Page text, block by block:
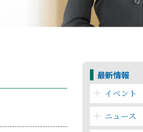
最新情報
イベント
ニュース